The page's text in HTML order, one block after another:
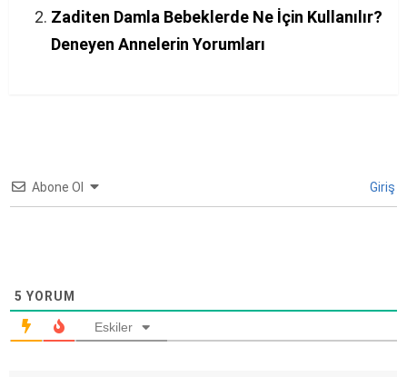
Zaditen Damla Bebeklerde Ne İçin Kullanılır?
Deneyen Annelerin Yorumları
Abone Ol Giriş
5 YORUM
Eskiler